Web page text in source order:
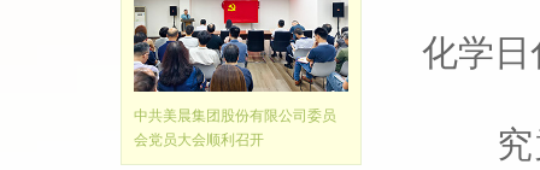
中共美晨集团股份有限公司委员
会党员大会顺利召开
化学日
究